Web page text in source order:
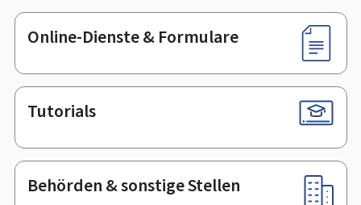
Online-Dienste & Formulare
Tutorials
Behörden & sonstige Stellen